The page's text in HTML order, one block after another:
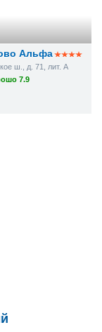
Альфа
ш., д. 71, лит. А
7.9